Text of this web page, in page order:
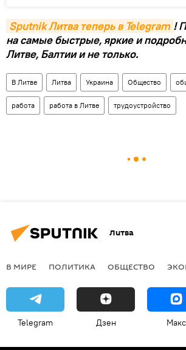
Sputnik Литва теперь в Telegram !
на самые быстрые, яркие и
Литве, Балтии и не только.
В Литве Литва Украина Общество
работа работа в Литве трудоустройство
Литва
В МИРЕ ПОЛИТИКА ОБЩЕСТВО
Telegram Дзен Макс